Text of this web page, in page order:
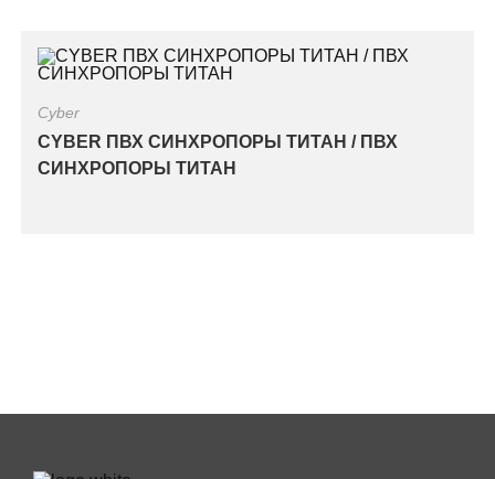
Cyber
CYBER ПВХ СИНХРОПОРЫ ТИТАН / ПВХ
СИНХРОПОРЫ ТИТАН